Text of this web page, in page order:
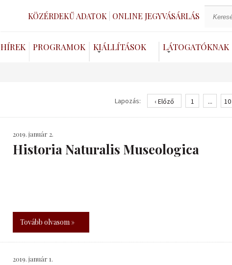
KÖZÉRDEKŰ ADATOK ONLINE JEGYVÁSÁRLÁS
HÍREK PROGRAMOK KIÁLLÍTÁSOK LÁTOGATÓKNAK
Lapozás: ‹ Előző 1 ... 10
2019. január 2.
Historia Naturalis Museologica
Tovább olvasom »
2019. január 1.